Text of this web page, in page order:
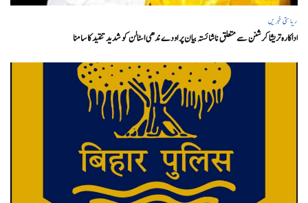
ریاستی خبریں
اداکارہ تریشا کرشنن سے متعلق ناشائستہ بیان پر اودے ندھی اسٹالن کو شدید تنقید کا سامنا